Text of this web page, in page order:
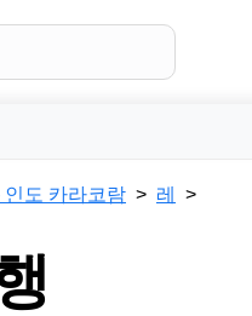
인도 카라코람 레